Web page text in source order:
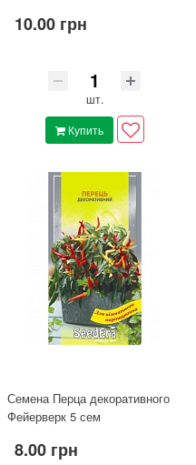
10.00 грн
шт.
Купить
Семена Перца декоративного
Фейерверк 5 сем
8.00 грн